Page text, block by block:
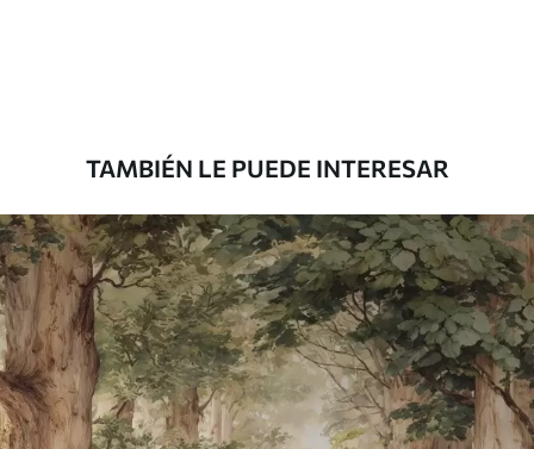
Vinilo Premium
43816.6726290.00$/m²
TAMBIÉN LE PUEDE INTERESAR